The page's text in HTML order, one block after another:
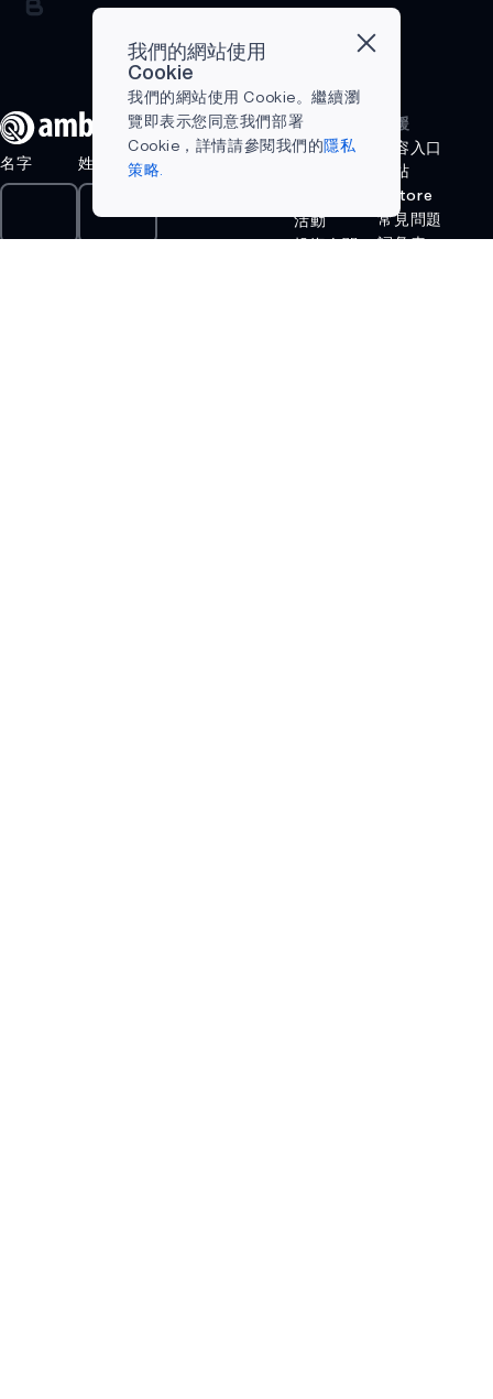
名字 姓氏
公司
部落格
活動
投資人關
支援
內容入口
網站
eStore
常見問題
詞彙表
我們的網站使用
Cookie
我們的網站使用 Cookie。繼續瀏
覽即表示您同意我們部署
Cookie，詳情請參閱我們的隱私
策略.